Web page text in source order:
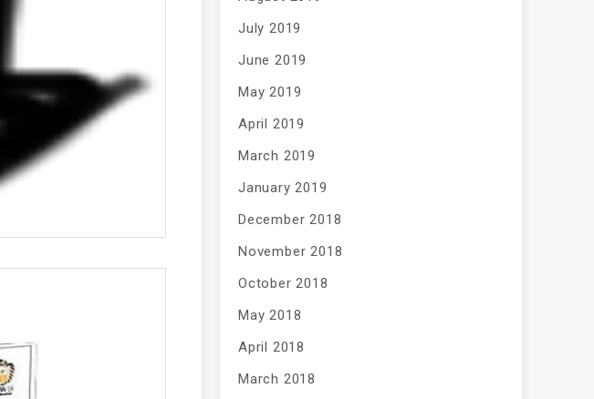
July 2019
June 2019
May 2019
April 2019
March 2019
January 2019
December 2018
November 2018
October 2018
May 2018
April 2018
March 2018